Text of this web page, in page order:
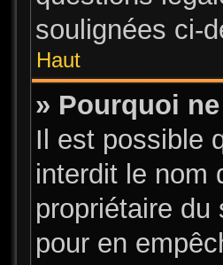
soulignées ci-
Haut
» Pourquoi
Il est possible
interdit le nom
propriétaire du
pour en